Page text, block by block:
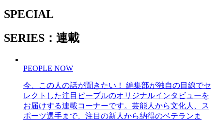
SPECIAL
SERIES：連載
PEOPLE NOW
今、この人の話が聞きたい！ 編集部が独自の目線でセ
レクトした注目ピープルのオリジナルインタビューを
お届けする連載コーナーです。芸能人から文化人、ス
ポーツ選手まで、注目の新人から納得のベテランま